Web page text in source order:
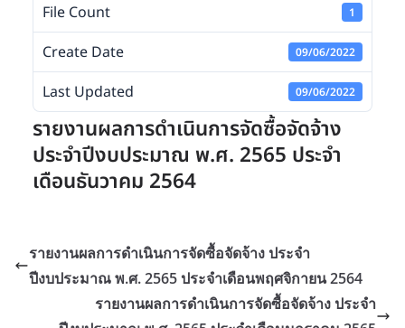
File Count 1
Create Date 09/06/2022
Last Updated 09/06/2022
รายงานผลการดำเนินการจัดซื้อจัดจ้าง
ประจำปีงบประมาณ พ.ศ. 2565 ประจำ
เดือนธันวาคม 2564
รายงานผลการดำเนินการจัดซื้อจัดจ้าง ประจำ
ปีงบประมาณ พ.ศ. 2565 ประจำเดือนพฤศจิกายน 2564
รายงานผลการดำเนินการจัดซื้อจัดจ้าง ประจำ